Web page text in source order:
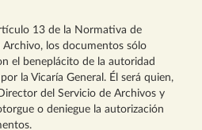
13 de la Normativa de
los documentos sólo
el beneplácito de la autoridad
la Vicaría General. Él será quien,
del Servicio de Archivos y
o deniegue la autorización